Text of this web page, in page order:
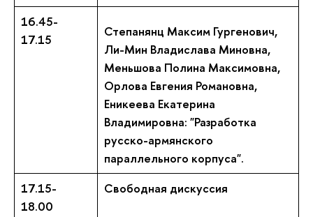
16.45-
17.15
Степанянц Максим Гургенович,
Ли-Мин Владислава Миновна,
Меньшова Полина Максимовна,
Орлова Евгения Романовна,
Еникеева Екатерина
Владимировна: "Разработка
русско-армянского
параллельного корпуса".
17.15-
18.00
Свободная дискуссия